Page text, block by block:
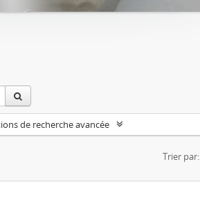
de recherche avancée
Trier par: